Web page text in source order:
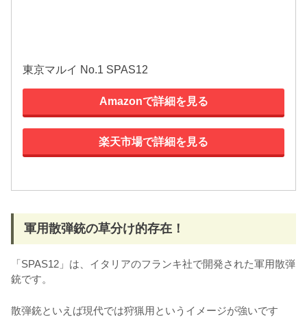
東京マルイ No.1 SPAS12
Amazonで詳細を見る
楽天市場で詳細を見る
軍用散弾銃の草分け的存在！
「SPAS12」は、イタリアのフランキ社で開発された軍用散弾
銃です。
散弾銃といえば現代では狩猟用というイメージが強いです